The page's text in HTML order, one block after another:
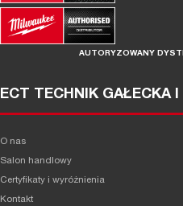
AUTORYZOWANY
ECT TECHNIK GAŁECKA
O nas
Salon handlowy
Certyfikaty i wyróżnienia
Kontakt